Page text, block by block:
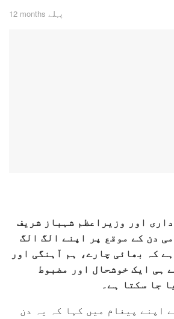
12 months پہلے
اور وزیراعظم شہباز شریف
دن کے موقع پر اپنے الگ الگ
کہ بھائی چارے، ہم آہنگی اور
ہی ایک خوشحال اور مضبوط
جا سکتا ہے۔
اپنے پیغام میں کہا کہ یہ دن